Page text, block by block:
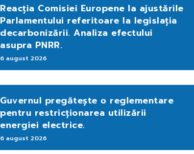
Reacția Comisiei Europene la ajustările
Parlamentului referitoare la legislația
decarbonizării. Analiza efectului
asupra PNRR.
6 august 2026
Guvernul pregătește o reglementare
pentru restricționarea utilizării
energiei electrice.
6 august 2026